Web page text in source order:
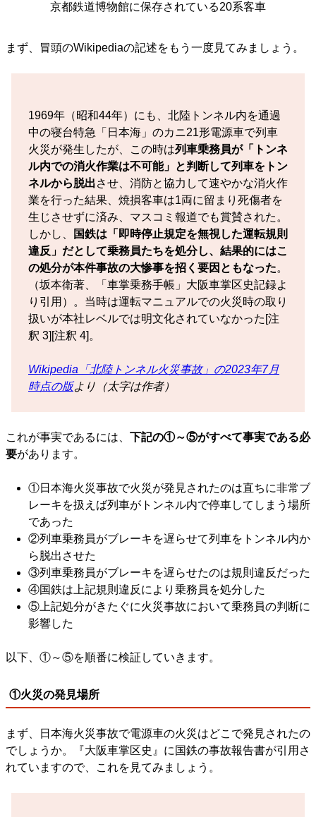
京都鉄道博物館に保存されている20系客車
まず、冒頭のWikipediaの記述をもう一度見てみましょう。
1969年（昭和44年）にも、北陸トンネル内を通過
中の寝台特急「日本海」のカニ21形電源車で列車
火災が発生したが、この時は列車乗務員が「トンネ
ル内での消火作業は不可能」と判断して列車をトン
ネルから脱出させ、消防と協力して速やかな消火作
業を行った結果、焼損客車は1両に留まり死傷者を
生じさせずに済み、マスコミ報道でも賞賛された。
しかし、
国鉄は「即時停止規定を無視した運転規則
違反」だとして乗務員たちを処分し、結果的にはこ
の処分が本件事故の大惨事を招く要因ともなった。
（坂本衛著、「車掌乗務手帳」大阪車掌区史記録よ
り引用）。当時は運転マニュアルでの火災時の取り
扱いが本社レベルでは明文化されていなかった[注
釈 3][注釈 4]。
Wikipedia「北陸トンネル火災事故」の2023年7月
時点の版より（太字は作者）
これが事実であるには、 下記の①～⑤がすべて事実である必
要があります。
①日本海火災事故で火災が発見されたのは直ちに非常ブ
レーキを扱えば列車がトンネル内で停車してしまう場所
であった
②列車乗務員がブレーキを遅らせて列車をトンネル内か
ら脱出させた
③列車乗務員がブレーキを遅らせたのは規則違反だった
④国鉄は上記規則違反により乗務員を処分した
⑤上記処分がきたぐに火災事故において乗務員の判断に
影響した
以下、①～⑤を順番に検証していきます。
①火災の発見場所
まず、日本海火災事故で電源車の火災はどこで発見されたの
でしょうか。『大阪車掌区史』に国鉄の事故報告書が引用さ
れていますので、これを見てみましょう。